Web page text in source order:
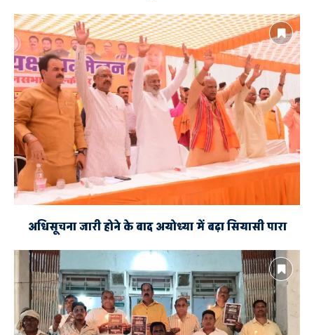
अधिसूचना जारी होने के बाद अयोध्या में बढ़ा सियासी पारा